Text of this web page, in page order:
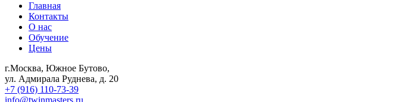
Главная
Контакты
О нас
Обучение
Цены
г.Москва, Южное Бутово,
ул. Адмирала Руднева, д. 20
+7 (916) 110-73-39
info@twinmasters.ru